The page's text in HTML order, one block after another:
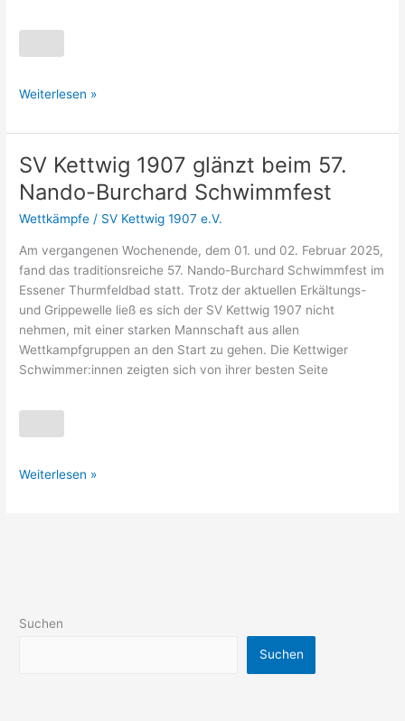
Weiterlesen »
SV Kettwig 1907 glänzt beim 57.
Nando-Burchard Schwimmfest
Wettkämpfe / SV Kettwig 1907 e.V.
Am vergangenen Wochenende, dem 01. und 02. Februar 2025,
fand das traditionsreiche 57. Nando-Burchard Schwimmfest im
Essener Thurmfeldbad statt. Trotz der aktuellen Erkältungs-
und Grippewelle ließ es sich der SV Kettwig 1907 nicht
nehmen, mit einer starken Mannschaft aus allen
Wettkampfgruppen an den Start zu gehen. Die Kettwiger
Schwimmer:innen zeigten sich von ihrer besten Seite
SV
Kettwig
1907
glänzt
Schwimmfest
Weiterlesen »
Suchen
Suchen